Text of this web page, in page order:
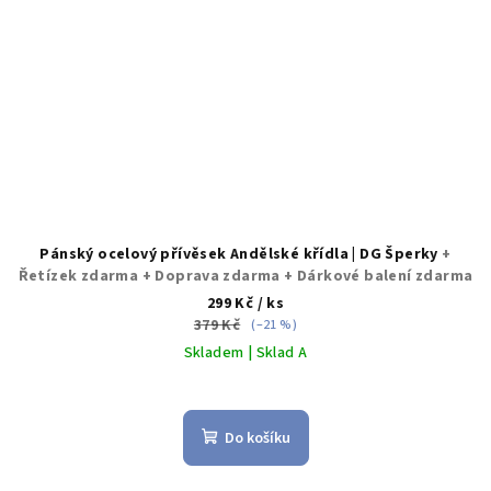
Pánský ocelový přívěsek Andělské křídla | DG Šperky +
Řetízek zdarma + Doprava zdarma + Dárkové balení zdarma
299 Kč / ks
379 Kč (–21 %)
Skladem | Sklad A
Do košíku